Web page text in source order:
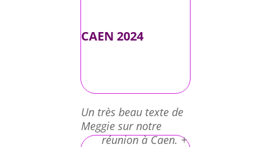
CAEN 2024
Un très beau texte de
Meggie sur notre
réunion à Caen. +